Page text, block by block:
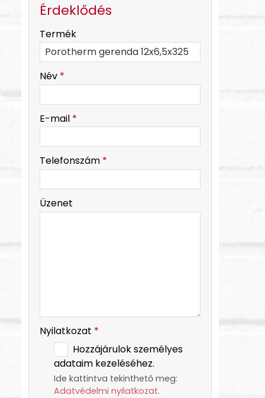
Érdeklődés
-
Termék
Név *
E-mail *
Telefonszám *
Üzenet
Nyilatkozat *
Hozzájárulok személyes
adataim kezeléséhez.
Ide kattintva tekinthető meg:
Adatvédelmi nyilatkozat.